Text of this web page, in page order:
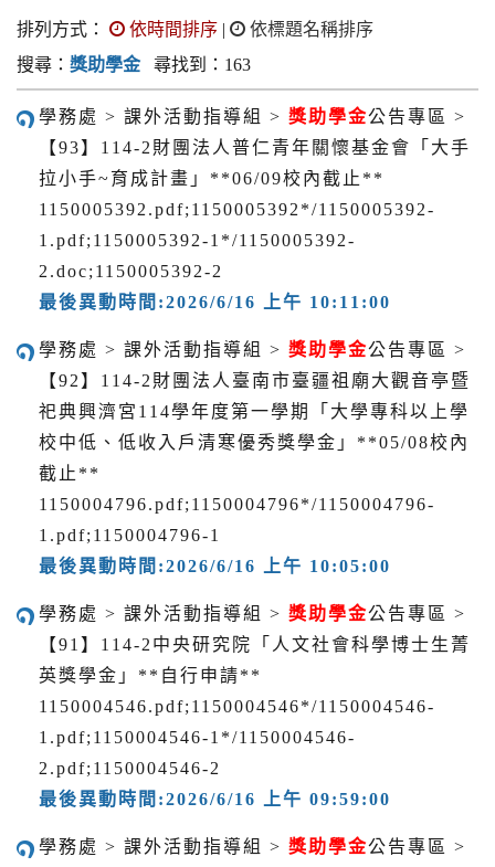
排列方式： 依時間排序 |
依標題名稱排序
搜尋： 獎助學金尋找到：163
學務處 > 課外活動指導組 > 獎助學金公告專區 >
【93】114-2財團法人普仁青年關懷基金會「大手
拉小手~育成計畫」**06/09校內截止**
1150005392.pdf;1150005392*/1150005392-
1.pdf;1150005392-1*/1150005392-
2.doc;1150005392-2
最後異動時間:2026/6/16 上午 10:11:00
學務處 > 課外活動指導組 > 獎助學金公告專區 >
【92】114-2財團法人臺南市臺疆祖廟大觀音亭暨
祀典興濟宮114學年度第一學期「大學專科以上學
校中低、低收入戶清寒優秀獎學金」**05/08校內
截止**
1150004796.pdf;1150004796*/1150004796-
1.pdf;1150004796-1
最後異動時間:2026/6/16 上午 10:05:00
學務處 > 課外活動指導組 > 獎助學金公告專區 >
【91】114-2中央研究院「人文社會科學博士生菁
英獎學金」**自行申請**
1150004546.pdf;1150004546*/1150004546-
1.pdf;1150004546-1*/1150004546-
2.pdf;1150004546-2
最後異動時間:2026/6/16 上午 09:59:00
學務處 > 課外活動指導組 > 獎助學金公告專區 >